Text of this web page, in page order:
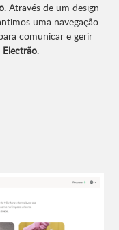
. Através de um design
uma navegação
comunicar e gerir
Electrão.